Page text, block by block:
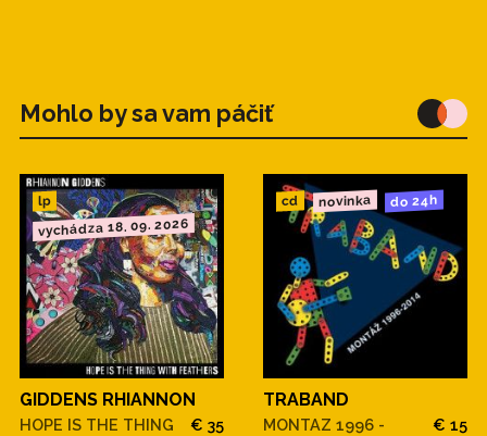
Mohlo by sa vam páčiť
lp
vychádza 18. 09. 2026
GIDDENS RHIANNON
HOPE IS THE THING
€ 35
cd novinka do 24h
TRABAND
MONTAZ 1996 -
€ 15